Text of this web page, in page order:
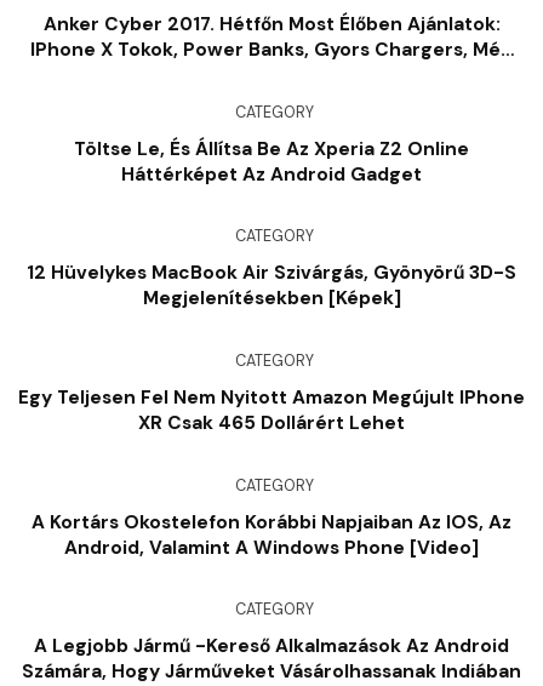
Anker Cyber ​​2017. Hétfőn Most Élőben Ajánlatok:
IPhone X Tokok, Power Banks, Gyors Chargers, Még
CATEGORY
Töltse Le, És Állítsa Be Az Xperia Z2 Online
Háttérképet Az Android Gadget
CATEGORY
12 Hüvelykes MacBook Air Szivárgás, Gyönyörű 3D-S
Megjelenítésekben [képek]
CATEGORY
Egy Teljesen Fel Nem Nyitott Amazon Megújult IPhone
XR Csak 465 Dollárért Lehet
CATEGORY
A Kortárs Okostelefon Korábbi Napjaiban Az IOS, Az
Android, Valamint A Windows Phone [Video]
CATEGORY
A Legjobb Jármű -kereső Alkalmazások Az Android
Számára, Hogy Járműveket Vásárolhassanak Indiában